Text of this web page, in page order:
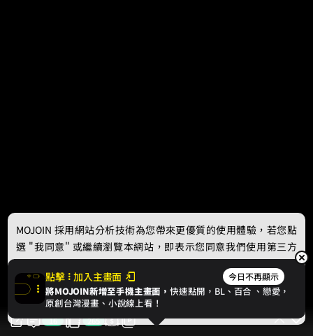
16 265
點擊 加入主畫面 今日不再顯示
將MOJOIN新增至手機主畫面，快速點開，BL、 百合 、戀愛，
原創台灣漫畫、小說線上看！
MOJOIN 採用網站分析技術為您帶來更優質的使用體驗，若您點
選 "我同意" 或繼續瀏覽本網站，即表示您同意我們使用第三方
Cookie，欲瞭解更多資訊請見隱私權政策。
我同意